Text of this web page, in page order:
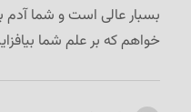
بسبار عالی است و شما
خواهم که بر علم شما